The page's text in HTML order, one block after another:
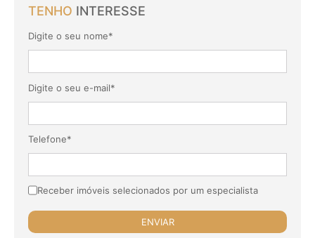
TENHO INTERESSE
Digite o seu nome*
Digite o seu e-mail*
Telefone*
Receber imóveis selecionados por um especialista